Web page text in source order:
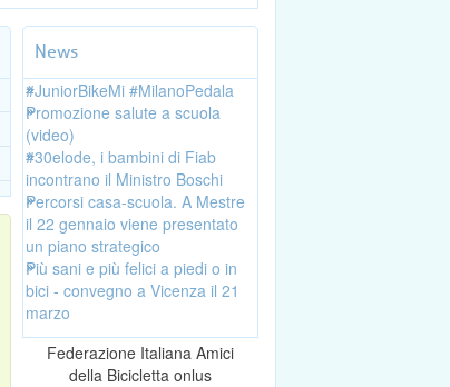
News
#JuniorBikeMi #MilanoPedala
Promozione salute a scuola
(video)
#30elode, i bambini di Fiab
incontrano il Ministro Boschi
Percorsi casa-scuola. A Mestre
il 22 gennaio viene presentato
un piano strategico
Più sani e più felici a piedi o in
bici - convegno a Vicenza il 21
marzo
Federazione Italiana Amici
della Bicicletta onlus